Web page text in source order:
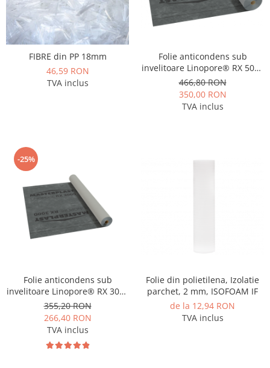
FIBRE din PP 18mm
46,59 RON
TVA inclus
Folie anticondens sub
invelitoare Linopore® RX 5000
( 75m2)
466,80 RON
350,00 RON
TVA inclus
-25%
Folie anticondens sub
invelitoare Linopore® RX 3000
( 75m2 )
355,20 RON
266,40 RON
TVA inclus
Folie din polietilena, Izolatie
parchet, 2 mm, ISOFOAM IF
de la 12,94 RON
TVA inclus